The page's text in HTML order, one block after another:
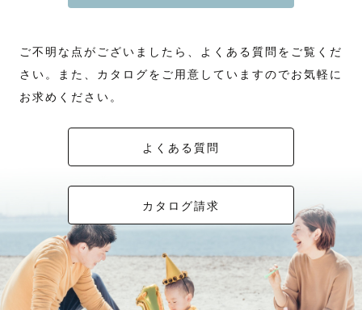
ご不明な点がございましたら、よくある質問をご覧くだ
さい。また、カタログをご用意していますのでお気軽に
お求めください。
よくある質問
カタログ請求